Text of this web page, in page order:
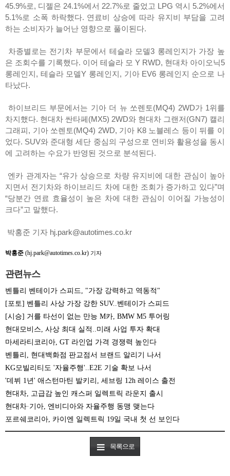
45.9%로, 디젤은 24.1%에서 22.7%로 줄었고 LPG 역시 5.2%에서
5.1%로 소폭 하락했다. 연료비 상승에 따라 유지비 부담을 고려
하는 소비자가 늘어난 영향으로 풀이된다.
차종별로는 전기차 부문에서 테슬라 모델3 롱레인지가 가장 높
은 조회수를 기록했다. 이어 테슬라 모 Y RWD, 현대차 아이오닉5
롱레인지, 테슬라 모델Y 롱레인지, 기아 EV6 롱레인지 순으로 나
타났다.
하이브리드 부문에서는 기아 더 뉴 쏘렌토(MQ4) 2WD가 1위를
차지했다. 현대차 싼타페(MX5) 2WD와 현대차 그랜저(GN7) 캘리
그래피, 기아 쏘렌토(MQ4) 2WD, 기아 K8 노블레스 등이 뒤를 이
었다. SUV와 준대형 세단 중심의 구성으로 연비와 활용성을 동시
에 고려하는 수요가 반영된 것으로 분석된다.
엔카 관계자는 “유가 상승으로 차량 유지비에 대한 관심이 높아
지면서 전기차와 하이브리드 차에 대한 조회가 증가하고 있다”며
“당분간 연료 효율성이 높은 차에 대한 관심이 이어질 가능성이
크다”고 말했다.
박홍준 기자 hj.park@autotimes.co.kr
박홍준 (hj.park@autotimes.co.kr) 기자
관련뉴스
벤틀리 벤테이가 스피드, "가장 강력하고 역동적"
[포토] 벤틀리 사상 가장 강한 SUV..벤테이가 스피드
[시승] 거를 타선이 없는 만능 M카, BMW M5 투어링
현대모비스, 사상 최대 실적..미래 사업 투자 확대
마세라티코리아, GT 라인업 가격 경쟁력 높인다
벤틀리, 현대백화점 판교점서 브랜드 알리기 나서
KG모빌리티도 '자율주행'..E2E 기술 확보 나서
'데뷔 1년' 애스턴마틴 발키리, 세브링 12h 레이스 출전
현대차, 고급감 높인 캐스퍼 일렉트릭 라운지 출시
현대차·기아, 엔비디아와 자율주행 동맹 맺는다
포르쉐코리아, 카이엔 일렉트릭 19일 국내 첫 선 보인다
목록으로